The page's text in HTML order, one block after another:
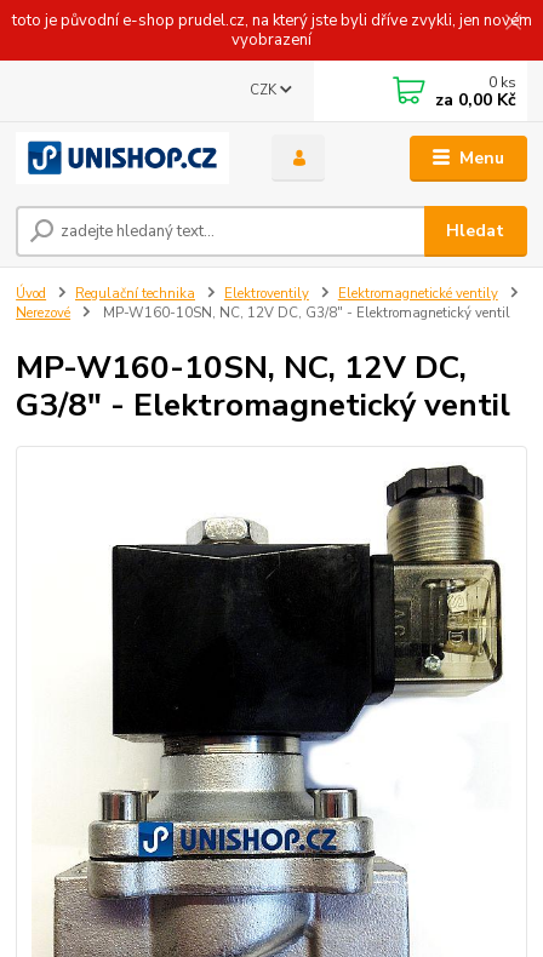
toto je původní e-shop prudel.cz, na který jste byli dříve zvykli, jen novém
vyobrazení
Menu
CZK
Hledat
0 ks
za 0,00 Kč
Úvod Regulační technika Elektroventily
Elektromagnetické ventily
Nerezové
MP-W160-10SN, NC, 12V DC, G3/8" - Elektromagnetický ventil
MP-W160-10SN, NC, 12V DC,
G3/8" - Elektromagnetický ventil